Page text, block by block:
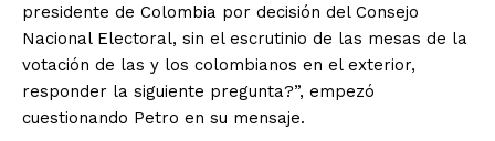
presidente de Colombia por decisión del Consejo
Nacional Electoral, sin el escrutinio de las mesas de la
votación de las y los colombianos en el exterior,
responder la siguiente pregunta?”, empezó
cuestionando Petro en su mensaje.